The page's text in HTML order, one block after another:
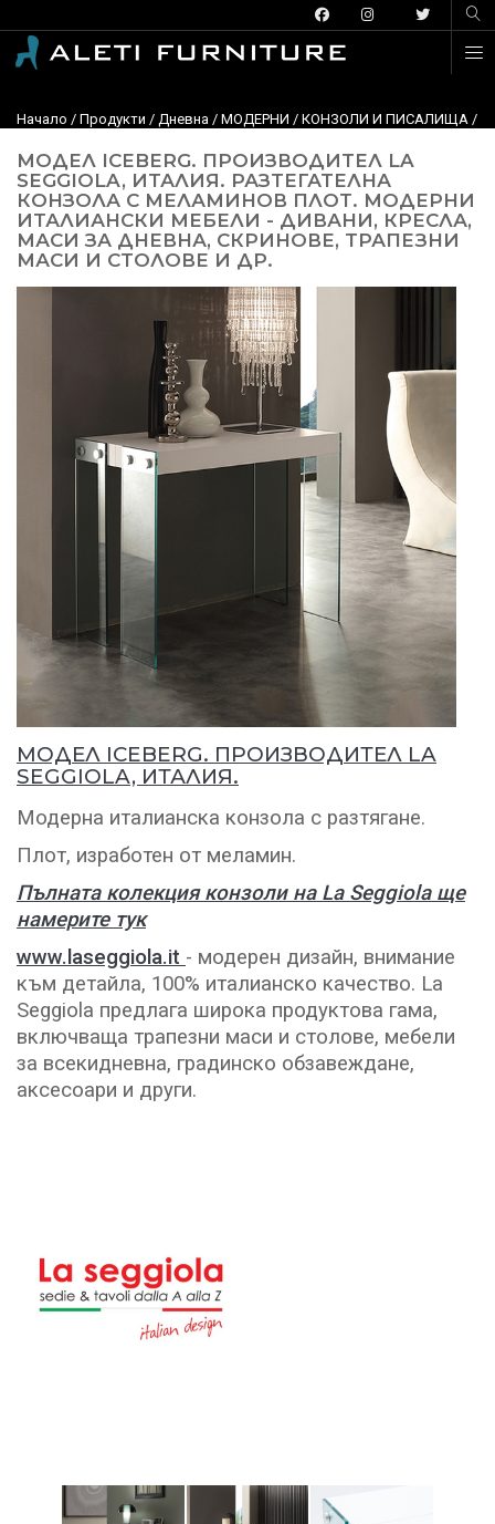
Начало / Продукти / Дневна / МОДЕРНИ / КОНЗОЛИ И ПИСАЛИЩА /
MОДЕЛ ICEBERG. ПРОИЗВОДИТЕЛ LA
SEGGIOLA, ИТАЛИЯ. РАЗТЕГАТЕЛНА
КОНЗОЛА С МЕЛАМИНОВ ПЛОТ. МОДЕРНИ
ИТАЛИАНСКИ МЕБЕЛИ - ДИВАНИ, КРЕСЛА,
МАСИ ЗА ДНЕВНА, СКРИНОВЕ, ТРАПЕЗНИ
МАСИ И СТОЛОВЕ И ДР.
МОДЕЛ ICEBERG. ПРОИЗВОДИТЕЛ LA
SEGGIOLA, ИТАЛИЯ.
Модерна италианска конзола с разтягане.
Плот, изработен от меламин.
Пълната колекция конзоли на La Seggiola ще
намерите тук
www.laseggiola.it - модерен дизайн, внимание
към детайла, 100% италианско качество. La
Seggiola предлага широка продуктова гама,
включваща трапезни маси и столове, мебели
за всекидневна, градинско обзавеждане,
аксесоари и други.